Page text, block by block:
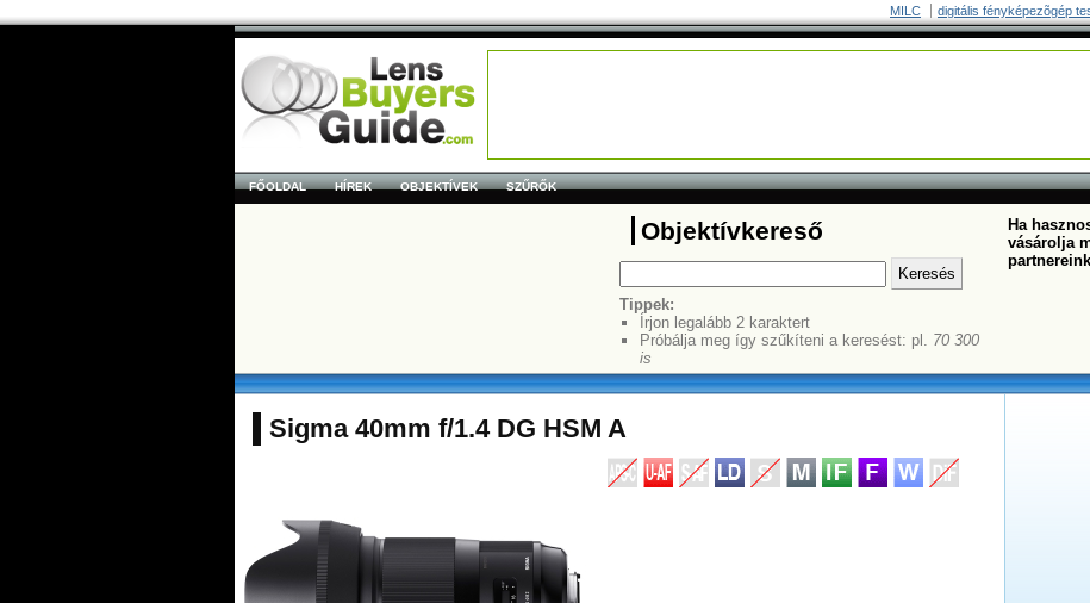
MILC digitális fényképezõgép
FŐOLDAL HÍREK OBJEKTÍVEK SZŰRŐK
Objektívkereső
Tippek:
Írjon legalább 2 karaktert
Próbálja meg így szűkíteni a keresést: pl. 70 300
is
Ha
vásárolja
Sigma 40mm f/1.4 DG HSM A